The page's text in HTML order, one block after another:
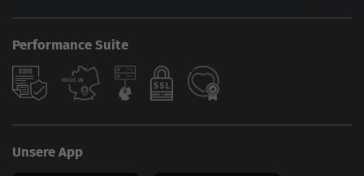
Performance Suite
Unsere App